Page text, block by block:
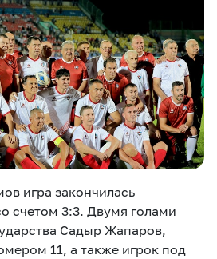
игра закончилась
счетом 3:3. Двумя голами
Садыр Жапаров,
11, а также игрок под